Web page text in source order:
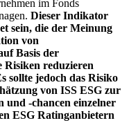
im Fonds
Dieser Indikator
sein, die der Meinung
von
Basis der
Risiken reduzieren
sollte jedoch das Risiko
von ISS ESG zur
-chancen einzelner
ESG Ratinganbietern